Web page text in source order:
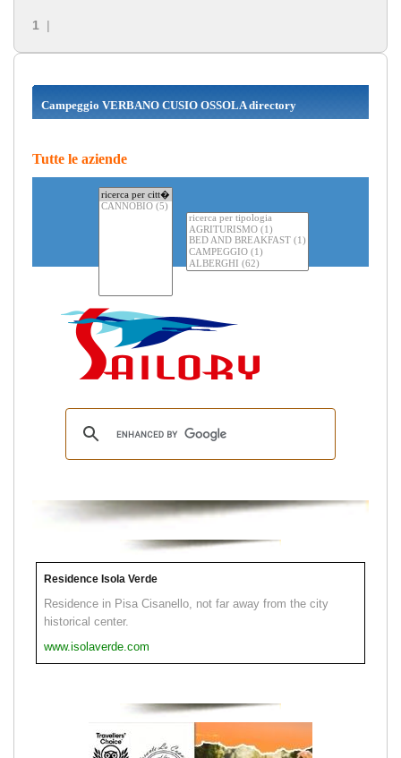
1 |
Campeggio VERBANO CUSIO OSSOLA directory
Tutte le aziende
Residence Isola Verde
Residence in Pisa Cisanello, not far away from the city
historical center.
www.isolaverde.com